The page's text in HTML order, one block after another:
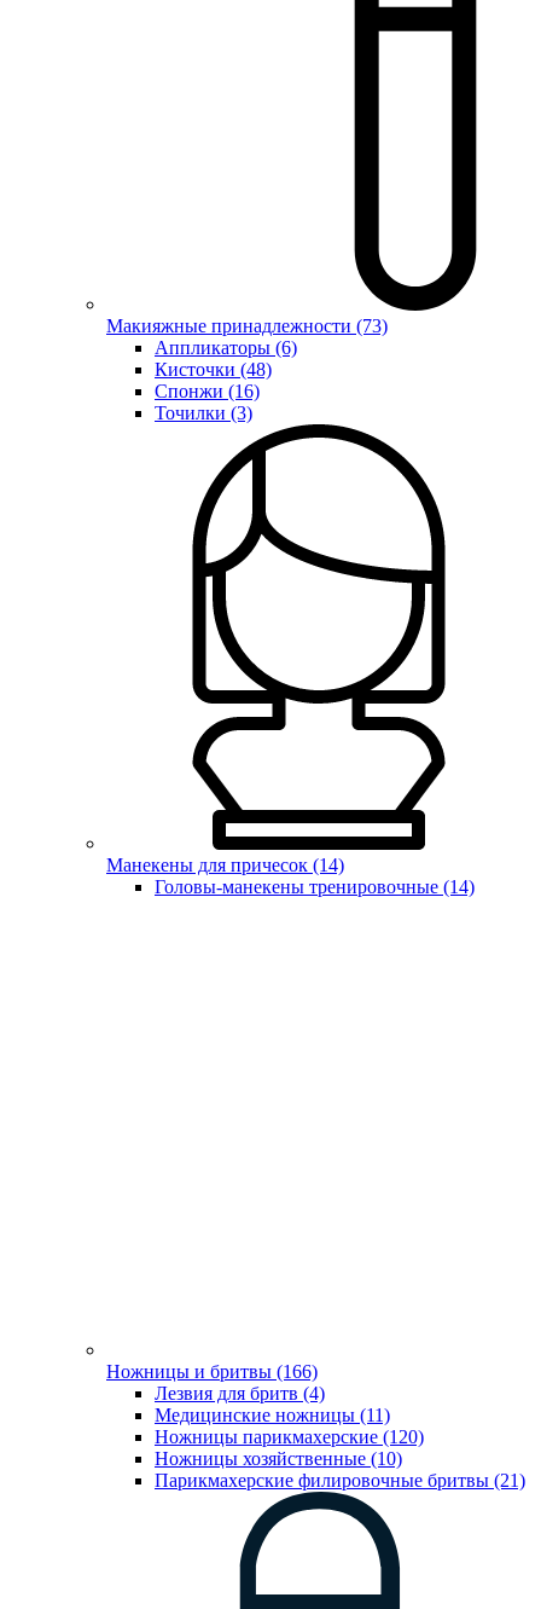
Макияжные принадлежности (73)
Аппликаторы (6)
Кисточки (48)
Спонжи (16)
Точилки (3)
Манекены для причесок (14)
Головы-манекены тренировочные (14)
Ножницы и бритвы (166)
Лезвия для бритв (4)
Медицинские ножницы (11)
Ножницы парикмахерские (120)
Ножницы хозяйственные (10)
Парикмахерские филировочные бритвы (21)